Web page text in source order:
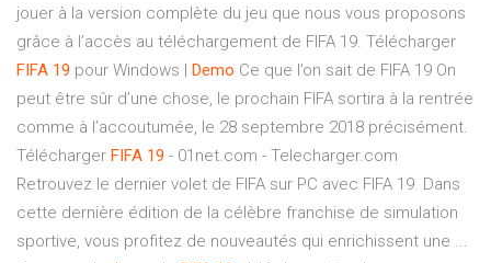
jouer à la version complète du jeu que nous vous proposons
grâce à l’accès au téléchargement de FIFA 19. Télécharger
FIFA 19 pour Windows | Demo Ce que l’on sait de FIFA 19 On
peut être sûr d’une chose, le prochain FIFA sortira à la rentrée
comme à l’accoutumée, le 28 septembre 2018 précisément.
Télécharger FIFA 19 - 01net.com - Telecharger.com
Retrouvez le dernier volet de FIFA sur PC avec FIFA 19. Dans
cette dernière édition de la célèbre franchise de simulation
sportive, vous profitez de nouveautés qui enrichissent une ...